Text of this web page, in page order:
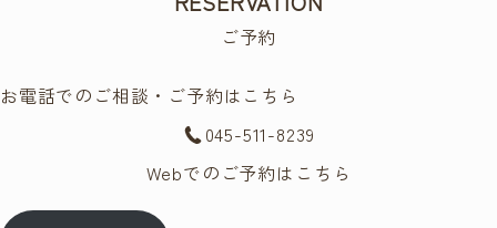
ご予約
お電話でのご相談・ご予約はこちら
045-511-8239
Webでのご予約はこちら